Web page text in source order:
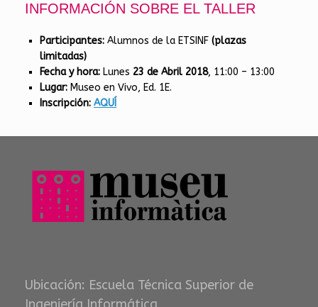
INFORMACIÓN SOBRE EL TALLER
Participantes: Alumnos de la ETSINF (plazas
limitadas)
Fecha y hora: Lunes 23 de Abril 2018, 11:00 – 13:00
Lugar: Museo en Vivo, Ed. 1E.
Inscripción: AQUÍ
Ubicación: Escuela Técnica Superior de